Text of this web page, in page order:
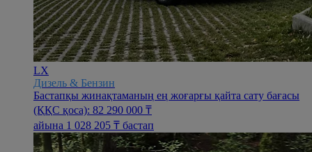
LX
Дизель & Бензин
Бастапқы жинақтаманың ең жоғарғы қайта сату бағасы
(ҚҚС қоса): 82 290 000 ₸
айына 1 028 205 ₸ бастап